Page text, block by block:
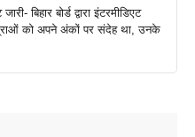
बिहार बोर्ड द्वारा इंटरमीडिएट
को अपने अंकों पर संदेह था, उनके